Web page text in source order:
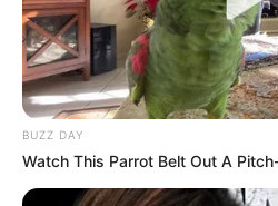
BUZZ DAY
Watch This Parrot Belt Out A